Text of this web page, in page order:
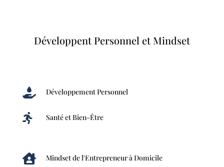
Développent Personnel et Mindset
 Développement Personnel
 Santé et Bien-Être
 Mindset de l'Entrepreneur à Domicile